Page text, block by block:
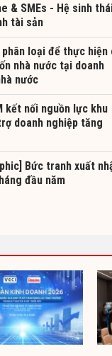
& SMEs - Hệ sinh
tài sản
loại để thực hiện
nhà nước tại doanh
nước
kết nối nguồn lực khu
doanh nghiệp tăng
Bức tranh xuất
đầu năm